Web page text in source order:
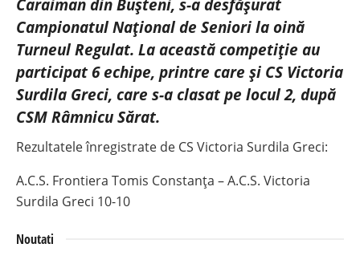
Caraiman din Bușteni, s-a desfășurat
Campionatul Național de Seniori la oină
Turneul Regulat. La această competiție au
participat 6 echipe, printre care și CS Victoria
Surdila Greci, care s-a clasat pe locul 2, după
CSM Râmnicu Sărat.
Rezultatele înregistrate de CS Victoria Surdila Greci:
A.C.S. Frontiera Tomis Constanța – A.C.S. Victoria
Surdila Greci 10-10
Noutati